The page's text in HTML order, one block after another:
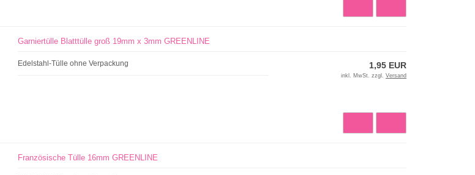
Garniertülle Blatttülle groß 19mm x 3mm GREENLINE
Edelstahl-Tülle ohne Verpackung 1,95 EUR
inkl. MwSt. zzgl. Versand
Französische Tülle 16mm GREENLINE